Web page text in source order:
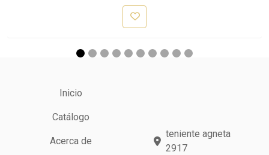
Inicio
Catálogo
Acerca de
teniente agneta
2917